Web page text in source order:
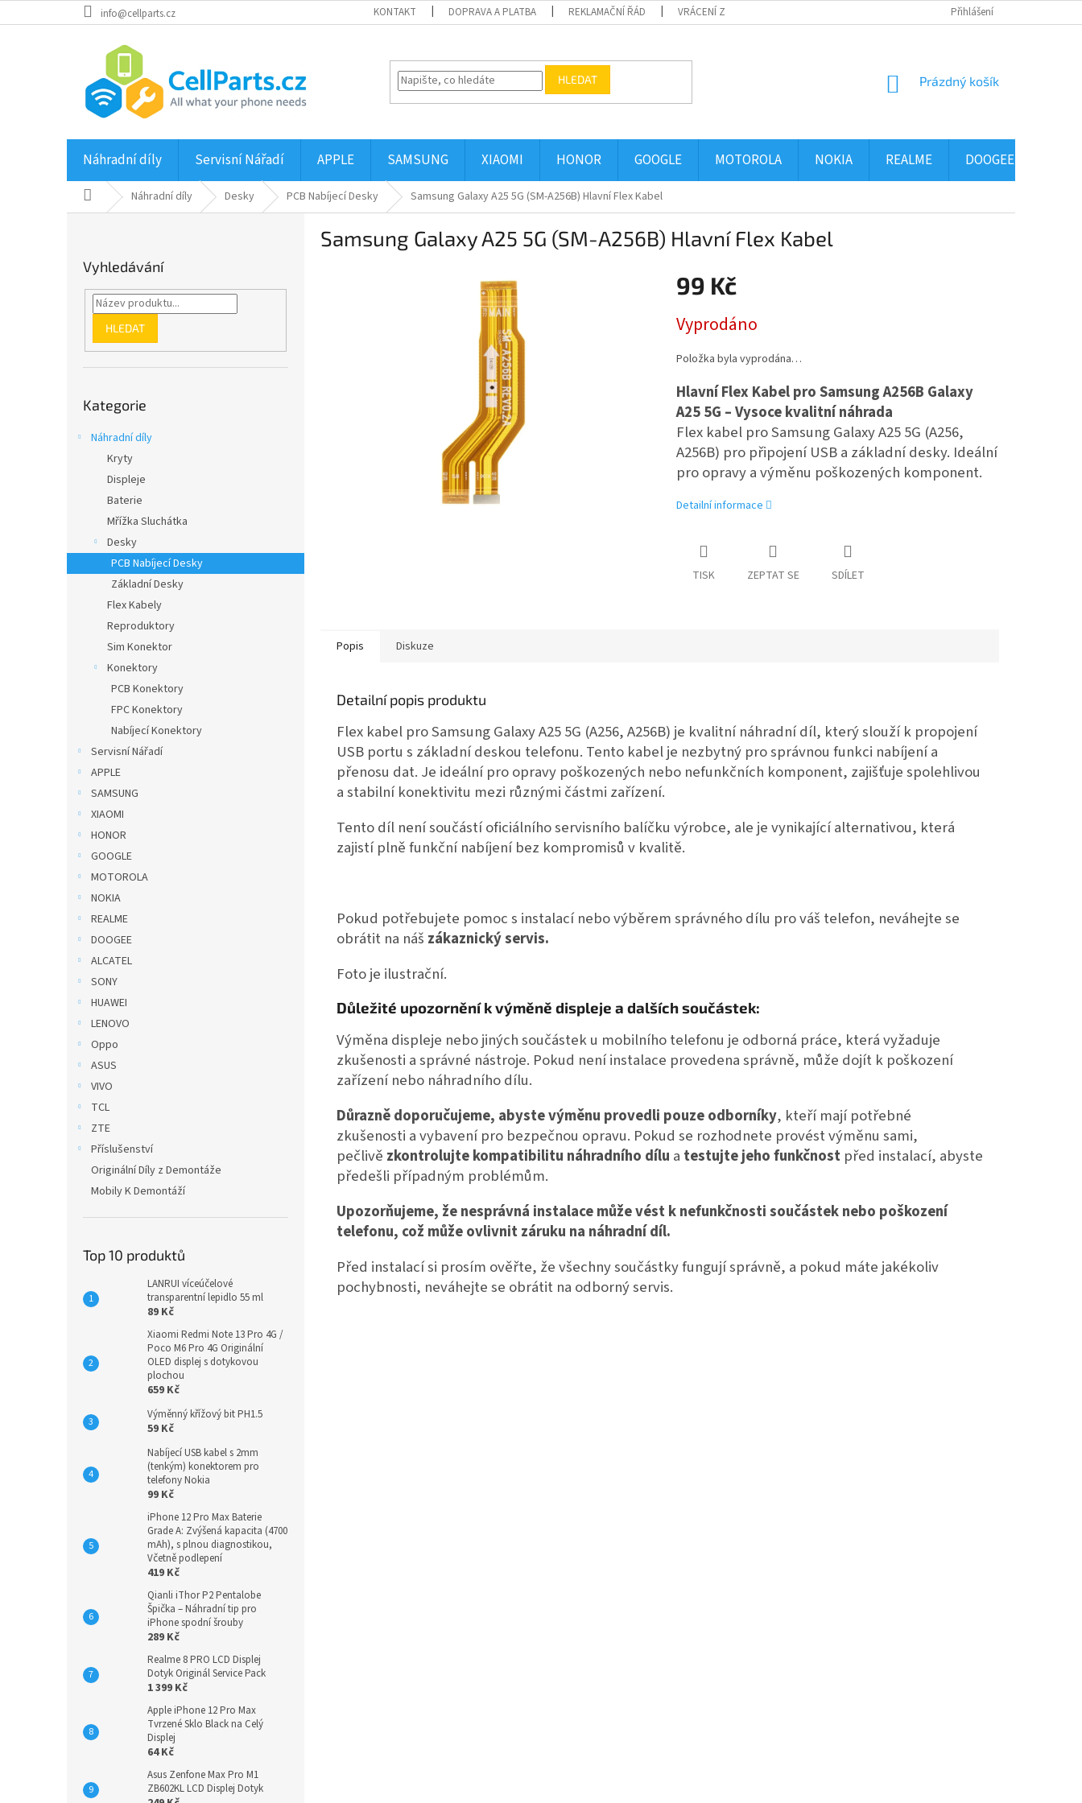
na
info@cellparts.cz KONTAKT DOPRAVA A PLATBA REKLAMAČNÍ ŘÁD VRÁCENÍ ZBOŽÍ PODMÍNKY OCHRANY OSOBNÍCH
Přihlášení
HLEDAT
NÁKUPNÍ
Prázdný košík
Náhradní díly Servisní Nářadí APPLE SAMSUNG XIAOMI HONOR GOOGLE MOTOROLA NOKIA REALME DOOGEE
Domů Náhradní díly Desky PCB Nabíjecí Desky Samsung Galaxy A25 5G (SM-A256B) Hlavní Flex Kabel
Vyhledávání
HLEDAT
kategorie
Kategorie
Náhradní díly
Kryty
Displeje
Baterie
Mřížka Sluchátka
Desky
PCB Nabíjecí Desky
Základní Desky
Flex Kabely
Reproduktory
Sim Konektor
Konektory
PCB Konektory
FPC Konektory
Nabíjecí Konektory
Servisní Nářadí
APPLE
SAMSUNG
XIAOMI
HONOR
GOOGLE
MOTOROLA
NOKIA
REALME
DOOGEE
ALCATEL
SONY
HUAWEI
LENOVO
Oppo
ASUS
VIVO
TCL
ZTE
Příslušenství
Originální Díly z Demontáže
Mobily K Demontáží
Top 10 produktů
LANRUI víceúčelové
transparentní lepidlo 55 ml
89 Kč
Xiaomi Redmi Note 13 Pro 4G /
Poco M6 Pro 4G Originální
OLED displej s dotykovou
plochou
659 Kč
Výměnný křížový bit PH1.5
59 Kč
Nabíjecí USB kabel s 2mm
(tenkým) konektorem pro
telefony Nokia
99 Kč
iPhone 12 Pro Max Baterie
Grade A: Zvýšená kapacita (4700
mAh), s plnou diagnostikou,
Včetně podlepení
419 Kč
Qianli iThor P2 Pentalobe
Špička – Náhradní tip pro
iPhone spodní šrouby
289 Kč
Realme 8 PRO LCD Displej
Dotyk Originál Service Pack
1 399 Kč
Apple iPhone 12 Pro Max
Tvrzené Sklo Black na Celý
Displej
64 Kč
Asus Zenfone Max Pro M1
ZB602KL LCD Displej Dotyk
Samsung Galaxy A25 5G (SM-A256B) Hlavní Flex Kabel
99 Kč
cena:
Vyprodáno
Položka byla vyprodána…
Hlavní Flex Kabel pro Samsung A256B Galaxy
A25 5G – Vysoce kvalitní náhrada
Flex kabel pro Samsung Galaxy A25 5G (A256,
A256B) pro připojení USB a základní desky. Ideální
pro opravy a výměnu poškozených komponent.
Detailní informace
TISK ZEPTAT SE SDÍLET
Popis Diskuze
Detailní popis produktu
Flex kabel pro Samsung Galaxy A25 5G (A256, A256B) je kvalitní náhradní díl, který slouží k propojení
USB portu s základní deskou telefonu. Tento kabel je nezbytný pro správnou funkci nabíjení a
přenosu dat. Je ideální pro opravy poškozených nebo nefunkčních komponent, zajišťuje spolehlivou
a stabilní konektivitu mezi různými částmi zařízení.
Tento díl není součástí oficiálního servisního balíčku výrobce, ale je vynikající alternativou, která
zajistí plně funkční nabíjení bez kompromisů v kvalitě.
Pokud potřebujete pomoc s instalací nebo výběrem správného dílu pro váš telefon, neváhejte se
obrátit na náš zákaznický servis.
Foto je ilustrační.
Důležité upozornění k výměně displeje a dalších součástek:
Výměna displeje nebo jiných součástek u mobilního telefonu je odborná práce, která vyžaduje
zkušenosti a správné nástroje. Pokud není instalace provedena správně, může dojít k poškození
zařízení nebo náhradního dílu.
Důrazně doporučujeme, abyste výměnu provedli pouze odborníky, kteří mají potřebné
zkušenosti a vybavení pro bezpečnou opravu. Pokud se rozhodnete provést výměnu sami,
pečlivě zkontrolujte kompatibilitu náhradního dílu a testujte jeho funkčnost před instalací, abyste
předešli případným problémům.
Upozorňujeme, že nesprávná instalace může vést k nefunkčnosti součástek nebo poškození
telefonu, což může ovlivnit záruku na náhradní díl.
Před instalací si prosím ověřte, že všechny součástky fungují správně, a pokud máte jakékoliv
pochybnosti, neváhejte se obrátit na odborný servis.